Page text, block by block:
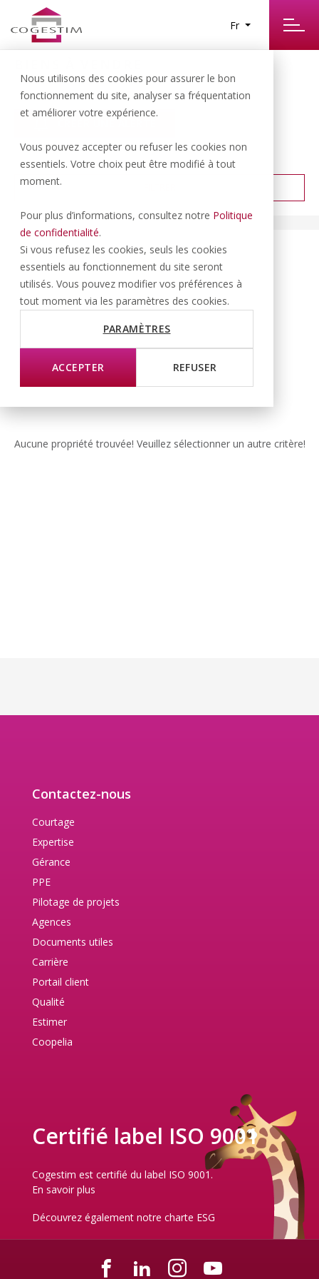
Nous utilisons des cookies pour assurer le bon
fonctionnement du site, analyser sa fréquentation
et améliorer votre expérience.
Vous pouvez accepter ou refuser les cookies non
essentiels. Votre choix peut être modifié à tout
moment.
Pour plus d’informations, consultez notre Politique
de confidentialité.
Si vous refusez les cookies, seuls les cookies
essentiels au fonctionnement du site seront
utilisés. Vous pouvez modifier vos préférences à
tout moment via les paramètres des cookies.
PARAMÈTRES
ACCEPTER REFUSER
Fr
0RÉSULTATS TROUVÉS
CRÉER UNE ALERTE
TRIER PAR : PRIX CROISSANT
Aucune propriété trouvée! Veuillez sélectionner un autre critère!
Contactez-nous
Courtage
Expertise
Gérance
PPE
Pilotage de projets
Agences
Documents utiles
Carrière
Portail client
Qualité
Estimer
Coopelia
Certifié label ISO 9001
Cogestim est certifié du label ISO 9001.
En savoir plus
Découvrez également notre charte ESG